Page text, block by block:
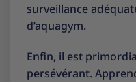
surveillance
d’aquagym.
Enfin, il est
persévérant.